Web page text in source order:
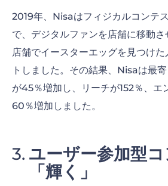
2019年、Nisaはフィジカルコンテ
で、デジタルファンを店舗に移動さ
店舗でイースターエッグを見つけ
トしました。その結果、Nisaは最
が45％増加し、リーチが152％、エ
60％増加しました。
ユーザー参加型
「輝く」